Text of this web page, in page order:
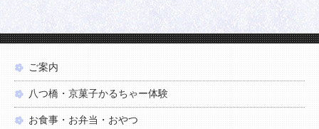
ご案内
八つ橋・京菓子かるちゃー体験
お食事・お弁当・おやつ